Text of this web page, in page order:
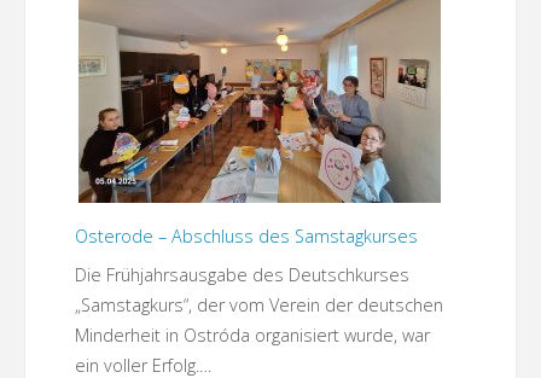
Osterode – Abschluss des Samstagkurses
Die Frühjahrsausgabe des Deutschkurses
„Samstagkurs“, der vom Verein der deutschen
Minderheit in Ostróda organisiert wurde, war
ein voller Erfolg.…